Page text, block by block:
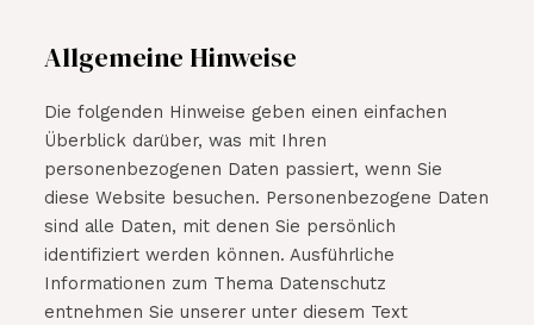
Allgemeine Hinweise
Die folgenden Hinweise geben einen einfachen
Überblick darüber, was mit Ihren
personenbezogenen Daten passiert, wenn Sie
diese Website besuchen. Personenbezogene Daten
sind alle Daten, mit denen Sie persönlich
identifiziert werden können. Ausführliche
Informationen zum Thema Datenschutz
entnehmen Sie unserer unter diesem Text